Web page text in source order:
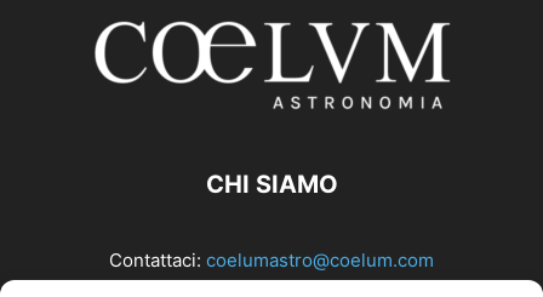
CHI SIAMO
Contattaci: coelumastro@coelum.com